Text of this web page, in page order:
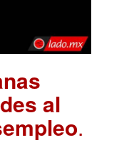
al
.